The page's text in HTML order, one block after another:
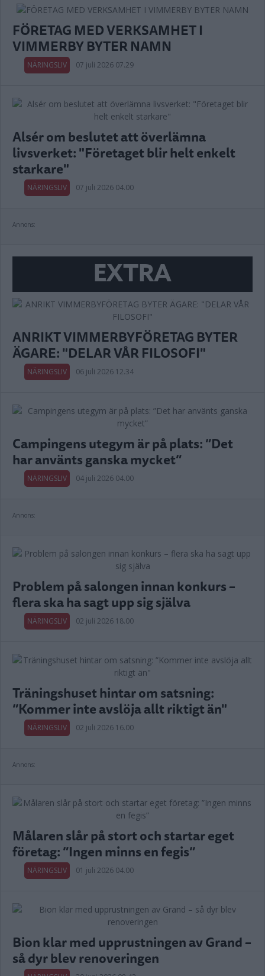
FÖRETAG MED VERKSAMHET I
VIMMERBY BYTER NAMN
NÄRINGSLIV 07 juli 2026 07.29
Alsér om beslutet att överlämna
livsverket: "Företaget blir helt enkelt
starkare"
NÄRINGSLIV 07 juli 2026 04.00
Annons:
EXTRA
ANRIKT VIMMERBYFÖRETAG BYTER
ÄGARE: "DELAR VÅR FILOSOFI"
NÄRINGSLIV 06 juli 2026 12.34
Campingens utegym är på plats: ”Det
har använts ganska mycket”
NÄRINGSLIV 04 juli 2026 04.00
Annons:
Problem på salongen innan konkurs –
flera ska ha sagt upp sig själva
NÄRINGSLIV 02 juli 2026 18.00
Träningshuset hintar om satsning:
”Kommer inte avslöja allt riktigt än"
NÄRINGSLIV 02 juli 2026 16.00
Annons:
Målaren slår på stort och startar eget
företag: ”Ingen minns en fegis”
NÄRINGSLIV 01 juli 2026 04.00
Bion klar med upprustningen av Grand –
så dyr blev renoveringen